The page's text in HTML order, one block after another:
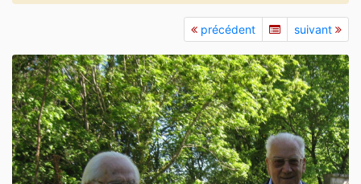
précédent suivant